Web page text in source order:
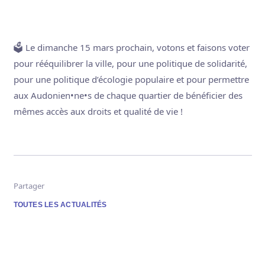
🗳️ Le dimanche 15 mars prochain, votons et faisons voter
pour rééquilibrer la ville, pour une politique de solidarité,
pour une politique d’écologie populaire et pour permettre
aux Audonien•ne•s de chaque quartier de bénéficier des
mêmes accès aux droits et qualité de vie !
Partager
TOUTES LES ACTUALITÉS